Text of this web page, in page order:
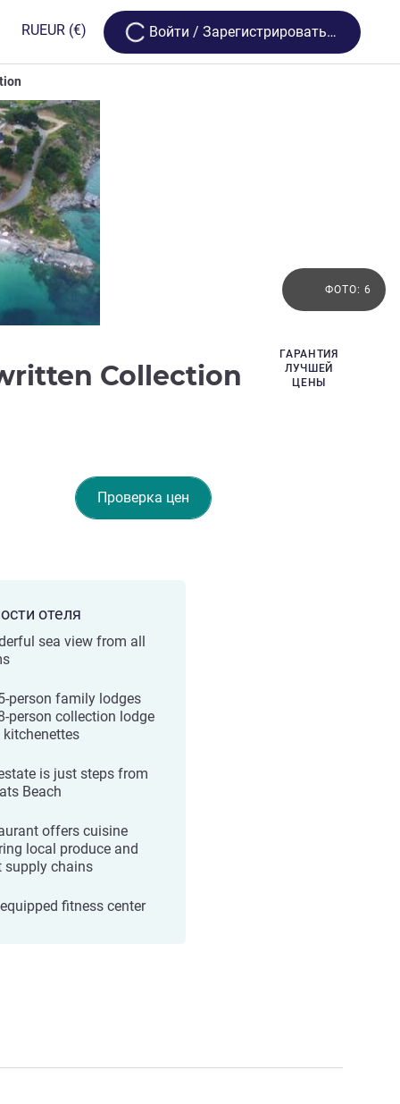
RUEUR (€) Loading...
Bойти / Зарегистрироваться
Collection
ГАРАНТИЯ
ЛУЧШЕЙ
ЦЕНЫ
ФОТО: 6
Проверка цен
отеля
sea view from all
person family lodges
person collection lodge
kitchenettes
is just steps from
Beach
offers cuisine
local produce and
supply chains
fitness center